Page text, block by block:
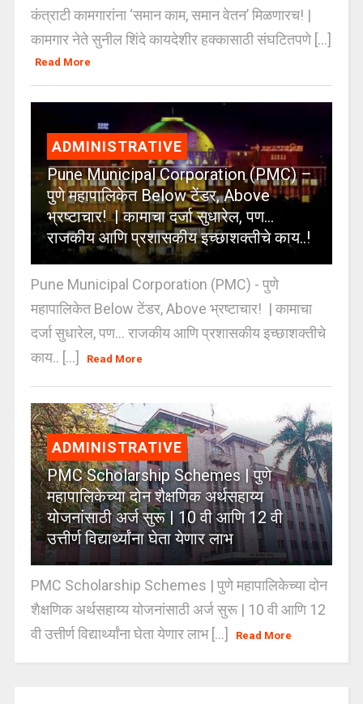
कंत्राटी कामगारांना ‘समान काम, समान वेतन’ मिळणारच! |
कामगार नेते सुनील शिंदे कायदेशीर हक्कासाठी संघटितपणे [...]
Read More
ADMINISTRATIVE
Pune Municipal Corporation (PMC) –
पुणे महापालिकेत Below टेंडर, Above
भ्रष्टाचार! | कामाचा दर्जा सुधारेल, पण…
राजकीय आणि प्रशासकीय इच्छाशक्तीचे काय..!
Pune Municipal Corporation (PMC) - पुणे
महापालिकेत Below टेंडर, Above भ्रष्टाचार! | कामाचा
दर्जा सुधारेल, पण… राजकीय आणि प्रशासकीय इच्छाशक्तीचे
काय.. [...]
Read More
ADMINISTRATIVE
PMC Scholarship Schemes | पुणे
महापालिकेच्या दोन शैक्षणिक अर्थसहाय्य
योजनांसाठी अर्ज सुरू | 10 वी आणि 12 वी
उत्तीर्ण विद्यार्थ्यांना घेता येणार लाभ
PMC Scholarship Schemes | पुणे महापालिकेच्या दोन
शैक्षणिक अर्थसहाय्य योजनांसाठी अर्ज सुरू | 10 वी आणि 12
वी उत्तीर्ण विद्यार्थ्यांना घेता येणार लाभ [...]
Read More